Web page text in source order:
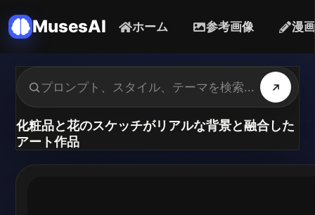
MusesAI ホーム 参考画像 漫
化粧品と花のスケッチがリアルな背景と融合した
アート作品